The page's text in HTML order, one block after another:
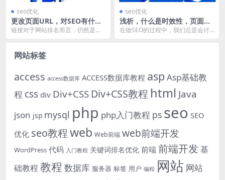
seo优化
更改页面URL，对SEO有什么
影响？
链接对于网站排名而言，仍然是一
seo优化
浅析，什么是时效性，页面时
效性对SEO影响
在做SEO的过程中，我们总是会讨
网站标签
access access数据库 ACCESS数据库教程 asp Asp基础教
程 css div Div+CSS Div+CSS教程 html Java
json jsp mysql php php入门教程 ps seo SEO
优化 seo教程web Web前端 web前端开发
WordPress 代码 入门教程 关键词排名优化 前端 前端开发 基
础教程 教程 数据库 服务器 标签 用户 编程 网站 网站